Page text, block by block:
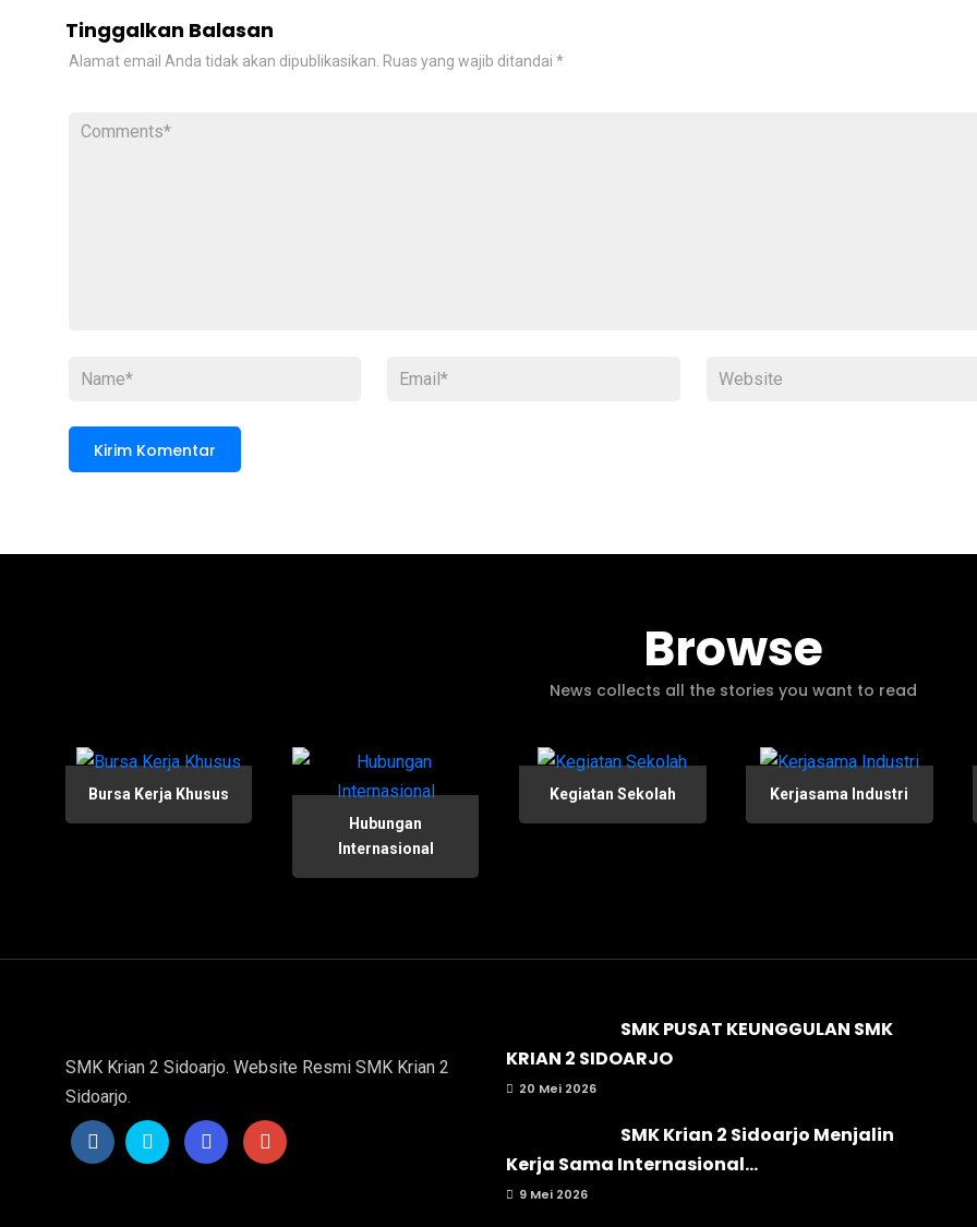
Tinggalkan Balasan
Alamat email Anda tidak akan dipublikasikan. Ruas yang wajib ditandai *
Browse
News collects all the stories you want to read
Bursa Kerja Khusus
Hubungan
Internasional
Kegiatan Sekolah Kerjasama Industri
SMK Krian 2 Sidoarjo. Website Resmi SMK Krian 2
Sidoarjo.
SMK PUSAT KEUNGGULAN SMK
KRIAN 2 SIDOARJO
20 Mei 2026
SMK Krian 2 Sidoarjo Menjalin
Kerja Sama Internasional...
9 Mei 2026